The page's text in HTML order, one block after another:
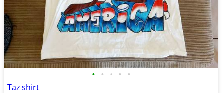
• • • • •
Taz shirt